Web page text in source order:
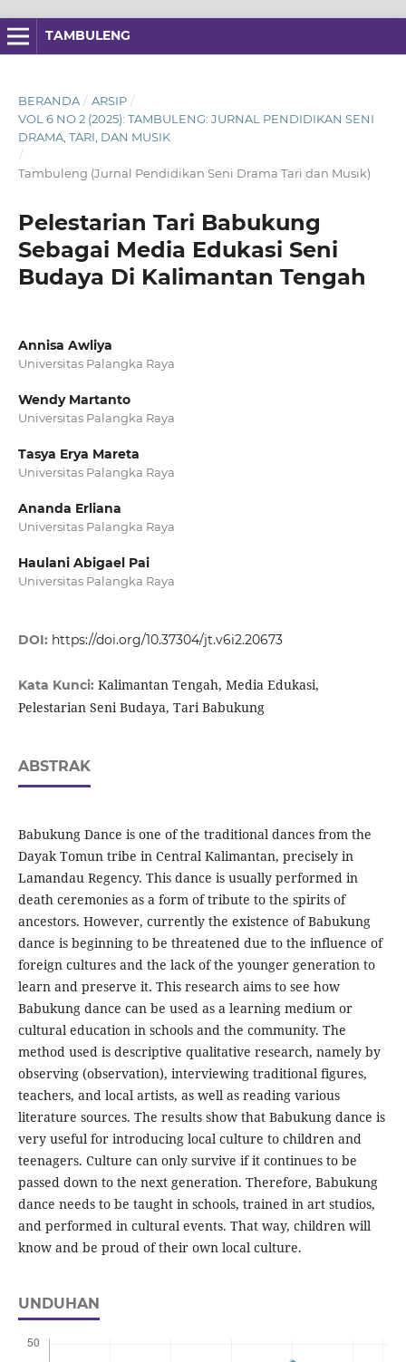
TAMBULENG
BERANDA / ARSIP /
VOL 6 NO 2 (2025): TAMBULENG: JURNAL PENDIDIKAN SENI
DRAMA, TARI, DAN MUSIK
/
Tambuleng (Jurnal Pendidikan Seni Drama Tari dan Musik)
Pelestarian Tari Babukung
Sebagai Media Edukasi Seni
Budaya Di Kalimantan Tengah
Annisa Awliya
Universitas Palangka Raya
Wendy Martanto
Universitas Palangka Raya
Tasya Erya Mareta
Universitas Palangka Raya
Ananda Erliana
Universitas Palangka Raya
Haulani Abigael Pai
Universitas Palangka Raya
DOI: https://doi.org/10.37304/jt.v6i2.20673
Kata Kunci: Kalimantan Tengah, Media Edukasi,
Pelestarian Seni Budaya, Tari Babukung
ABSTRAK
Babukung Dance is one of the traditional dances from the
Dayak Tomun tribe in Central Kalimantan, precisely in
Lamandau Regency. This dance is usually performed in
death ceremonies as a form of tribute to the spirits of
ancestors. However, currently the existence of Babukung
dance is beginning to be threatened due to the influence of
foreign cultures and the lack of the younger generation to
learn and preserve it. This research aims to see how
Babukung dance can be used as a learning medium or
cultural education in schools and the community. The
method used is descriptive qualitative research, namely by
observing (observation), interviewing traditional figures,
teachers, and local artists, as well as reading various
literature sources. The results show that Babukung dance is
very useful for introducing local culture to children and
teenagers. Culture can only survive if it continues to be
passed down to the next generation. Therefore, Babukung
dance needs to be taught in schools, trained in art studios,
and performed in cultural events. That way, children will
know and be proud of their own local culture.
UNDUHAN